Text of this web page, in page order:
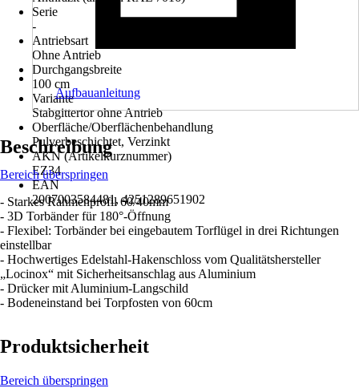
Serie
-
Antriebsart
Ohne Antrieb
Durchgangsbreite
100 cm
Variante
Stabgittertor ohne Antrieb
Oberfläche/Oberflächenbehandlung
Pulverbeschichtet, Verzinkt
AKN (Artikelkurznummer)
EZ34
EAN
2007003584481, 4251289651902
Aufbauanleitung
Beschreibung
Bereich überspringen
- Starkes Rahmenprofil 60/40mm
- 3D Torbänder für 180°-Öffnung
- Flexibel: Torbänder bei eingebautem Torflügel in drei Richtungen
einstellbar
- Hochwertiges Edelstahl-Hakenschloss vom Qualitätshersteller
„Locinox“ mit Sicherheitsanschlag aus Aluminium
- Drücker mit Aluminium-Langschild
- Bodeneinstand bei Torpfosten von 60cm
Produktsicherheit
Bereich überspringen